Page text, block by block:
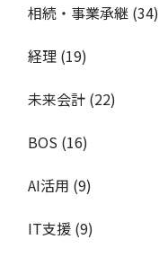
相続・事業承継 (34)
経理 (19)
未来会計 (22)
BOS (16)
AI活用 (9)
IT支援 (9)